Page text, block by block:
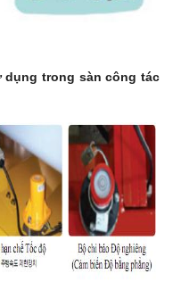
trong sàn công tác